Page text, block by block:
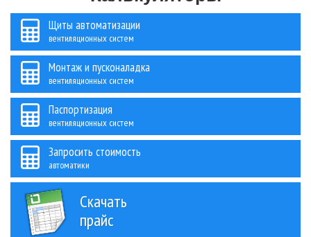
Щиты автоматизации
вентиляционных систем
Монтаж и пусконаладка
вентиляционных систем
Паспортизация
вентиляционных систем
Запросить стоимость
автоматики
Скачать
прайс